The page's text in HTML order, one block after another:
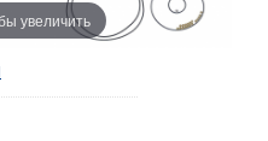
увеличить